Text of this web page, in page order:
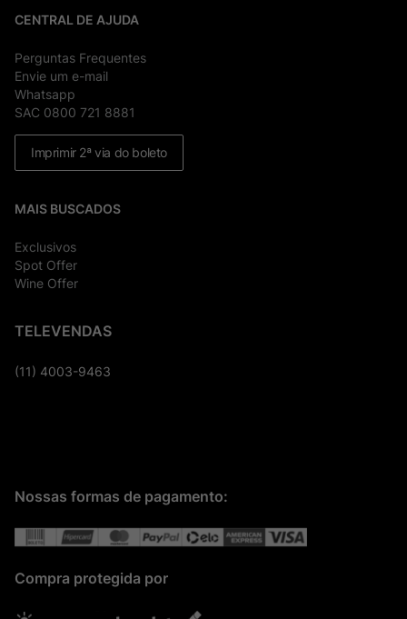
CENTRAL DE AJUDA
Perguntas Frequentes
Envie um e-mail
Whatsapp
SAC 0800 721 8881
Imprimir 2ª via do boleto
MAIS BUSCADOS
Exclusivos
Spot Offer
Wine Offer
TELEVENDAS
(11) 4003-9463
Nossas formas de pagamento:
Compra protegida por